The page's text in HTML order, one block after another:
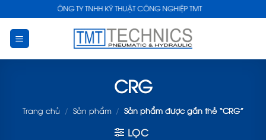
to
content
CÔNG TY TNHH KỸ THUẬT CÔNG NGHIỆP TMT
CRG
Trang chủ / Sản phẩm / Sản phẩm được gắn thẻ “CRG”
LỌC